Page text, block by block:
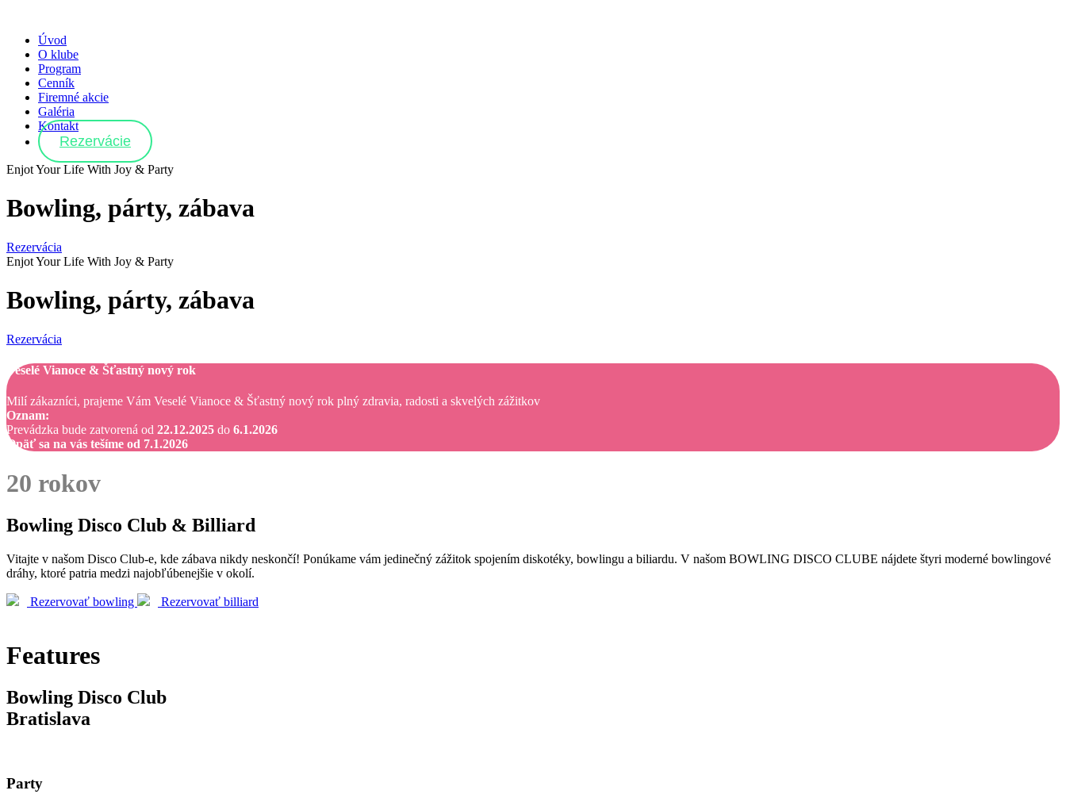
Úvod
O klube
Program
Cenník
Firemné akcie
Galéria
Kontakt
Rezervácie
Enjot Your Life With Joy & Party
Bowling, párty, zábava
Rezervácia
Enjot Your Life With Joy & Party
Bowling, párty, zábava
Rezervácia
Veselé Vianoce & Šťastný nový rok
Milí zákazníci, prajeme Vám Veselé Vianoce & Šťastný nový rok plný zdravia, radosti a skvelých zážitkov
Oznam:
Prevádzka bude zatvorená od 22.12.2025 do 6.1.2026
Opäť sa na vás tešíme od 7.1.2026
20 rokov
Bowling Disco Club & Billiard
Vitajte v našom Disco Club-e, kde zábava nikdy neskončí! Ponúkame vám jedinečný zážitok spojením diskotéky, bowlingu a biliardu. V našom BOWLING DISCO CLUBE nájdete štyri moderné bowlingové
dráhy, ktoré patria medzi najobľúbenejšie v okolí.
Rezervovať bowling Rezervovať billiard
Features
Bowling Disco Club
Bratislava
Party